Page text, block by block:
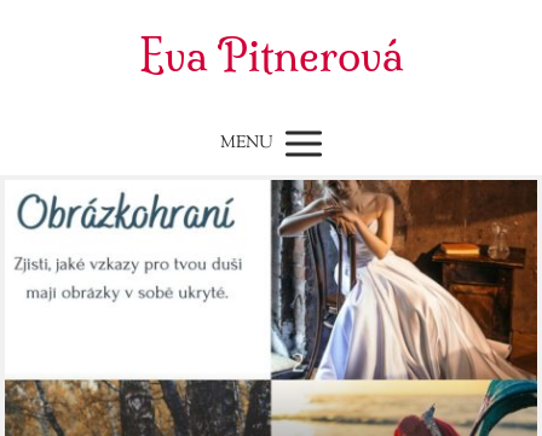
Eva Pitnerová
MENU